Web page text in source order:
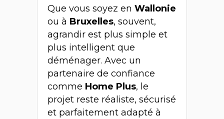
Que vous soyez en Wallonie
ou à Bruxelles, souvent,
agrandir est plus simple et
plus intelligent que
déménager. Avec un
partenaire de confiance
comme Home Plus, le
projet reste réaliste, sécurisé
et parfaitement adapté à